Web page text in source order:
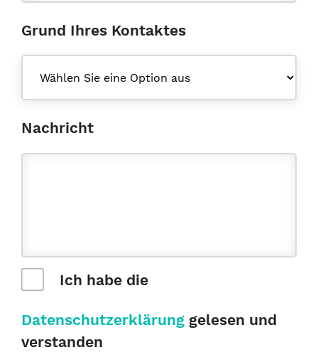
Grund Ihres Kontaktes
Nachricht
Ich habe die
Datenschutzerklärung gelesen und
verstanden